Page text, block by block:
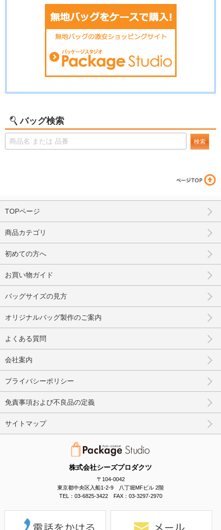
バッグ検索
検索
株式会社シーズプロダクツ
〒104-0042
東京都中央区入船1-2-9 八丁堀MFビル 2階
TEL：03-6825-3422 FAX：03-3297-2970
TOPページ
商品カテゴリ
初めての方へ
お買い物ガイド
バッグサイズの見方
オリジナルバッグ製作のご案内
よくある質問
会社案内
プライバシーポリシー
免責事項および不良品の定義
サイトマップ